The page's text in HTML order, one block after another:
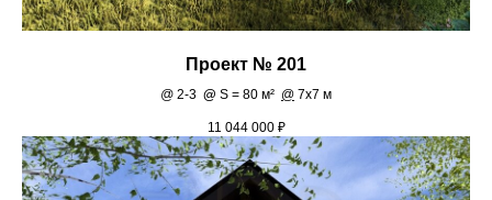
Проект № 201
@ 2-3 @ S = 80 м² @ 7х7 м
11 044 000 ₽